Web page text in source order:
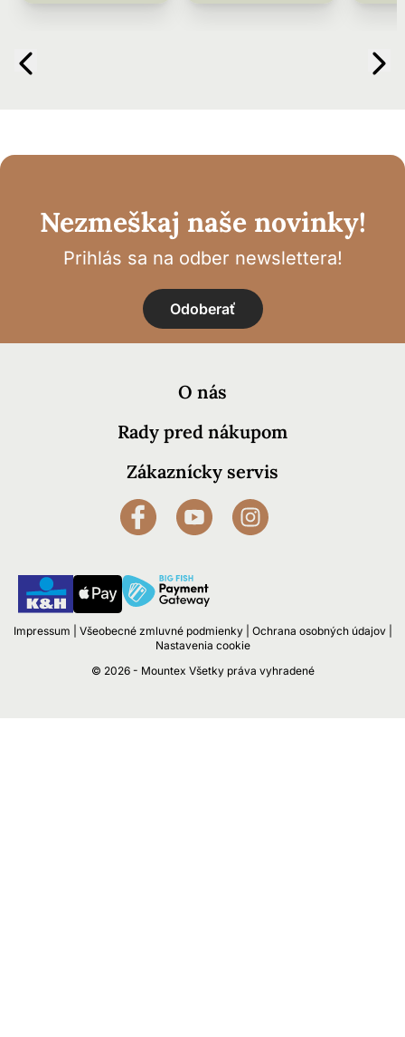
Nezmeškaj naše novinky!
Prihlás sa na odber newslettera!
Odoberať
O nás
Rady pred nákupom
Zákaznícky servis
Impressum Všeobecné zmluvné podmienky| Ochrana osobných údajov|
Nastavenia cookie
© 2026 - Mountex Všetky práva vyhradené